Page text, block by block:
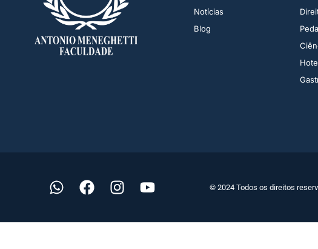
Notícias
Blog
© 2024 Todos os direitos